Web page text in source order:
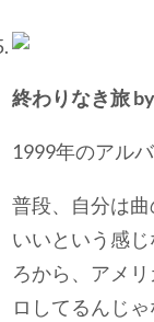
終わりなき旅
1999年のアル
普段、自分は
いいという感
ろから、アメ
ロしてるんじ